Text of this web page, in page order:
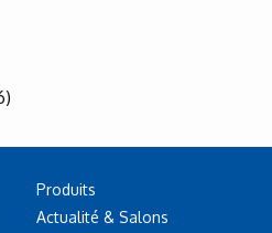
Produits
Actualité & Salons